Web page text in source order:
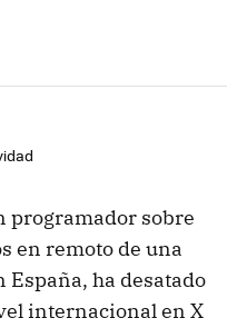
programador sobre
en remoto de una
ha desatado
internacional en X